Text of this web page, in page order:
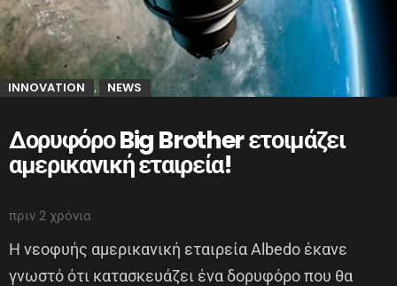
INNOVATION , NEWS
Δορυφόρο Big Brother ετοιμάζει
αμερικανική εταιρεία!
πριν 2 χρόνια
Η νεοφυής αμερικανική εταιρεία Albedo έκανε
γνωστό ότι κατασκευάζει ένα δορυφόρο που θα